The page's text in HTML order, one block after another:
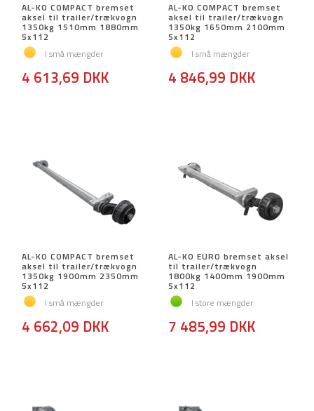
AL-KO COMPACT bremset
aksel til trailer/trækvogn
1350kg 1510mm 1880mm
5x112
I små mængder
4 613,69 DKK
AL-KO COMPACT bremset
aksel til trailer/trækvogn
1350kg 1650mm 2100mm
5x112
I små mængder
4 846,99 DKK
AL-KO COMPACT bremset
aksel til trailer/trækvogn
1350kg 1900mm 2350mm
5x112
I små mængder
4 662,09 DKK
AL-KO EURO bremset aksel
til trailer/trækvogn
1800kg 1400mm 1900mm
5x112
I store mængder
7 485,99 DKK